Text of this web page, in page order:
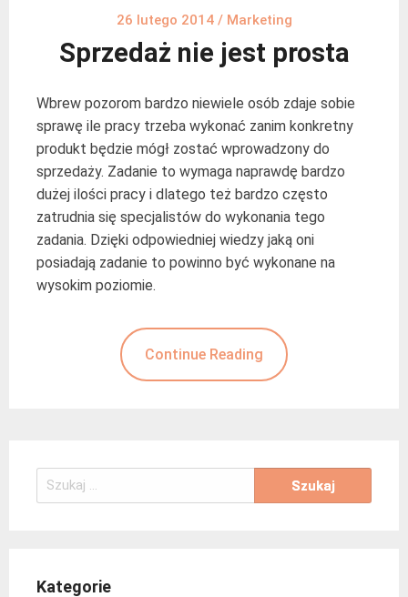
26 lutego 2014/ Marketing
Sprzedaż nie jest prosta
Wbrew pozorom bardzo niewiele osób zdaje sobie
sprawę ile pracy trzeba wykonać zanim konkretny
produkt będzie mógł zostać wprowadzony do
sprzedaży. Zadanie to wymaga naprawdę bardzo
dużej ilości pracy i dlatego też bardzo często
zatrudnia się specjalistów do wykonania tego
zadania. Dzięki odpowiedniej wiedzy jaką oni
posiadają zadanie to powinno być wykonane na
wysokim poziomie.
Continue Reading
Szukaj:
Kategorie